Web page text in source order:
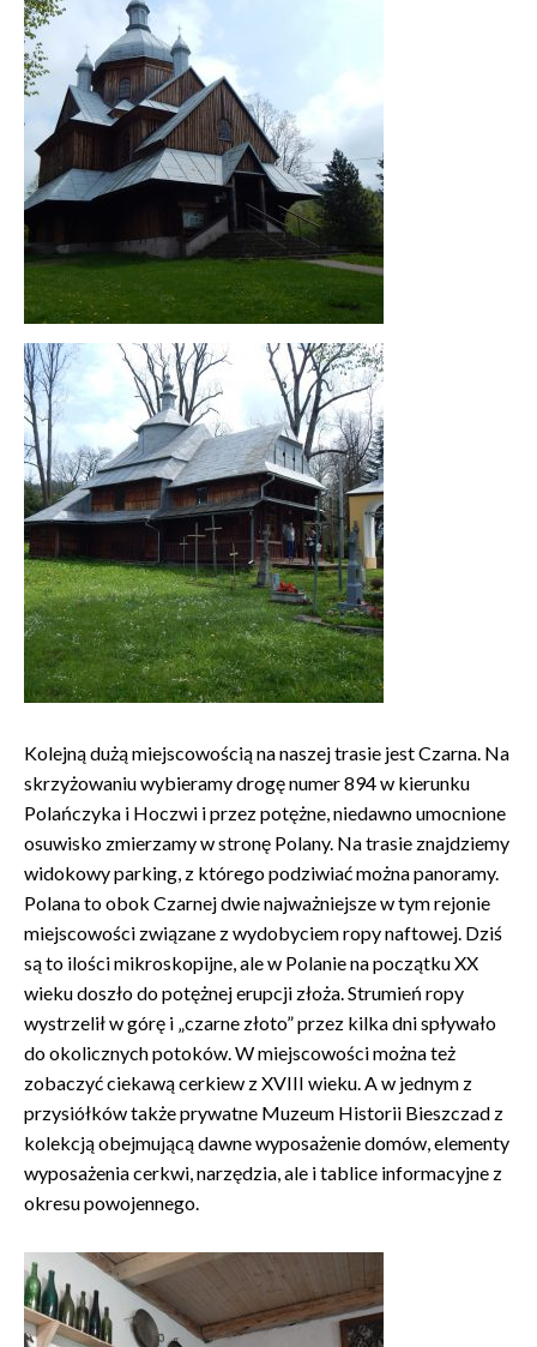
Kolejną dużą miejscowością na naszej trasie jest Czarna. Na
skrzyżowaniu wybieramy drogę numer 894 w kierunku
Polańczyka i Hoczwi i przez potężne, niedawno umocnione
osuwisko zmierzamy w stronę Polany. Na trasie znajdziemy
widokowy parking, z którego podziwiać można panoramy.
Polana to obok Czarnej dwie najważniejsze w tym rejonie
miejscowości związane z wydobyciem ropy naftowej. Dziś
są to ilości mikroskopijne, ale w Polanie na początku XX
wieku doszło do potężnej erupcji złoża. Strumień ropy
wystrzelił w górę i „czarne złoto” przez kilka dni spływało
do okolicznych potoków. W miejscowości można też
zobaczyć ciekawą cerkiew z XVIII wieku. A w jednym z
przysiółków także prywatne Muzeum Historii Bieszczad z
kolekcją obejmującą dawne wyposażenie domów, elementy
wyposażenia cerkwi, narzędzia, ale i tablice informacyjne z
okresu powojennego.